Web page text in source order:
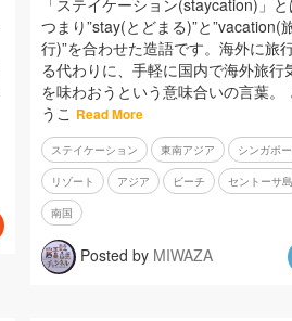
つまり”stay(とどまる)”と”vacation(
行)”を合わせた造語です。海外に旅
る代わりに、手軽に国内で海外旅行
を味わおうという意味合いの言葉。
うこ Read More
ステイケーション 東南アジア シンガポ
リゾート アジア ビーチ セントーサ島
南国
Posted by MIWAZA